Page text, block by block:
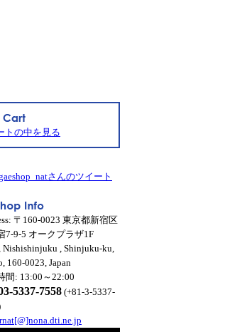
トの中を見る
さんのツイート
〒160-0023 東京都新宿区
7-9-5 オークプラザ1F
Nishishinjuku , Shinjuku-ku,
160-0023, Japan
間: 13:00～22:00
5337-7558(+81-3-5337-
rnat[@]nona.dti.ne.jp